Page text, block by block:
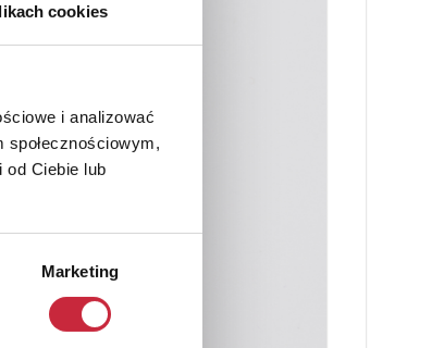
cookies
i analizować
od Ciebie lub
Marketing